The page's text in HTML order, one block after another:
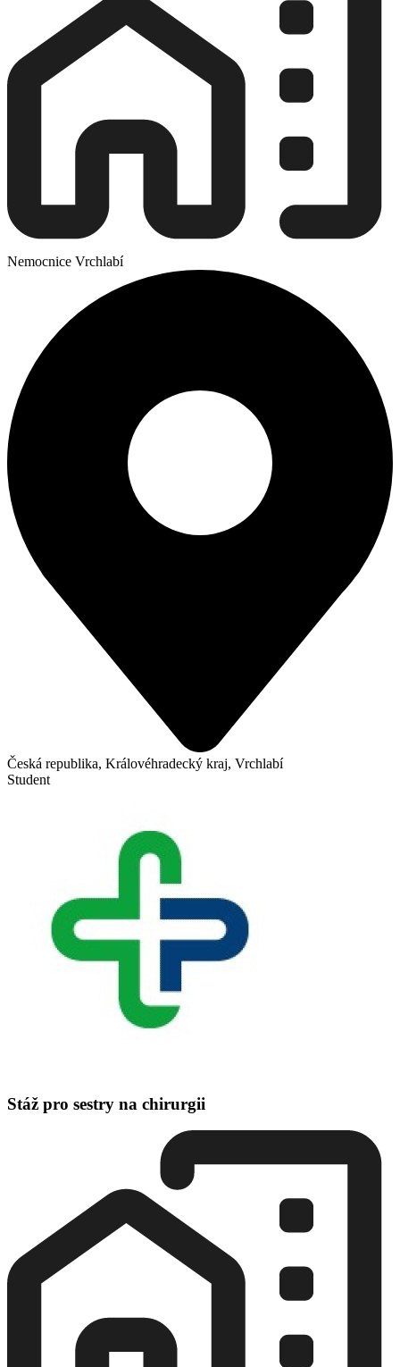
Nemocnice Vrchlabí
Česká republika, Královéhradecký kraj, Vrchlabí
Student
Stáž pro sestry na chirurgii